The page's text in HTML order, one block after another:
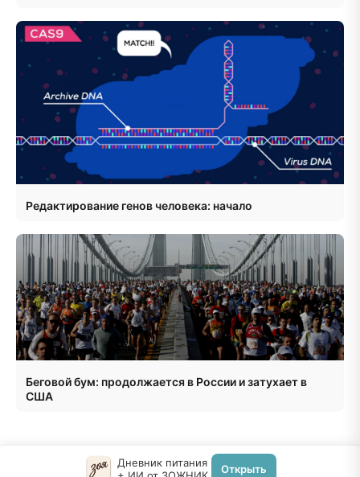
Редактирование генов человека: начало
Беговой бум: продолжается в России и затухает в
США
Дневник питания
Открыть